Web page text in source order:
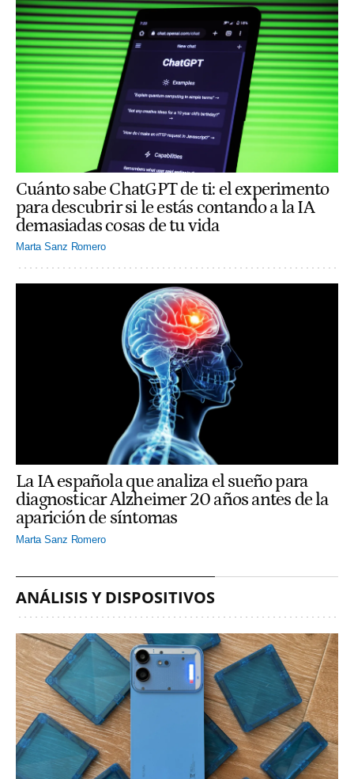
Cuánto sabe ChatGPT de ti: el experimento
para descubrir si le estás contando a la IA
demasiadas cosas de tu vida
Marta Sanz Romero
La IA española que analiza el sueño para
diagnosticar Alzheimer 20 años antes de la
aparición de síntomas
Marta Sanz Romero
ANÁLISIS Y DISPOSITIVOS